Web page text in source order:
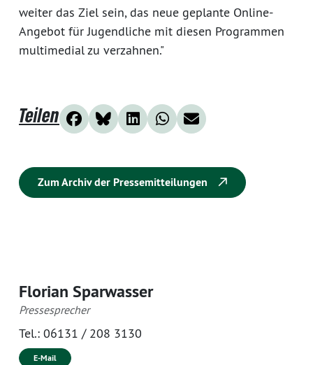
weiter das Ziel sein, das neue geplante Online-
Angebot für Jugendliche mit diesen Programmen
multimedial zu verzahnen."
Teilen
Zum Archiv der Pressemitteilungen
Florian Sparwasser
Pressesprecher
Tel.: 06131 / 208 3130
E-Mail